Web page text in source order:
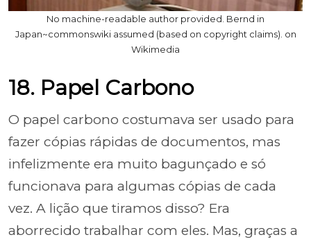
No machine-readable author provided. Bernd in
Japan~commonswiki assumed (based on copyright claims). on
Wikimedia
18. Papel Carbono
O papel carbono costumava ser usado para
fazer cópias rápidas de documentos, mas
infelizmente era muito bagunçado e só
funcionava para algumas cópias de cada
vez. A lição que tiramos disso? Era
aborrecido trabalhar com eles. Mas, graças a